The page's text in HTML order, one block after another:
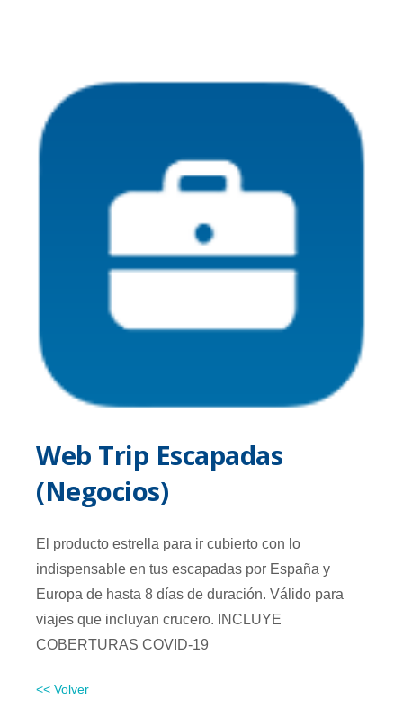
Web Trip Escapadas
(Negocios)
El producto estrella para ir cubierto con lo
indispensable en tus escapadas por España y
Europa de hasta 8 días de duración. Válido para
viajes que incluyan crucero. INCLUYE
COBERTURAS COVID-19
<< Volver